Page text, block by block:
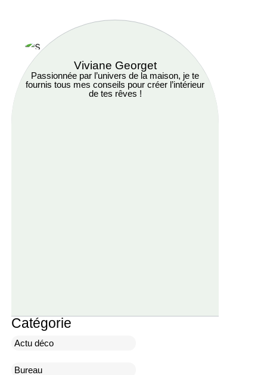
Viviane Georget
Passionnée par l’univers de la maison, je te
fournis tous mes conseils pour créer l’intérieur
de tes rêves !
Catégorie
Actu déco
Bureau